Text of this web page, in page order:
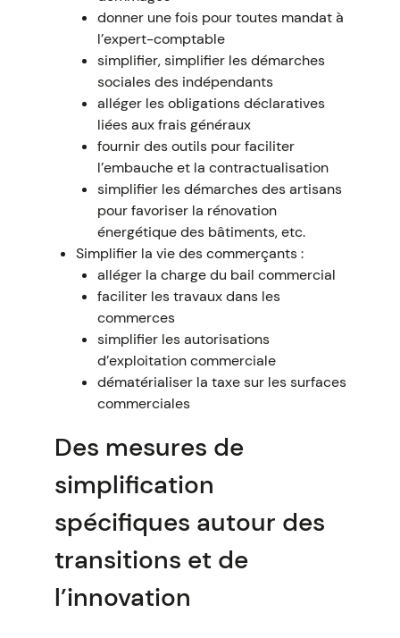
donner une fois pour toutes mandat à
l’expert-comptable
simplifier, simplifier les démarches
sociales des indépendants
alléger les obligations déclaratives
liées aux frais généraux
fournir des outils pour faciliter
l’embauche et la contractualisation
simplifier les démarches des artisans
pour favoriser la rénovation
énergétique des bâtiments, etc.
Simplifier la vie des commerçants :
alléger la charge du bail commercial
faciliter les travaux dans les
commerces
simplifier les autorisations
d’exploitation commerciale
dématérialiser la taxe sur les surfaces
commerciales
Des mesures de
simplification
spécifiques autour des
transitions et de
l’innovation